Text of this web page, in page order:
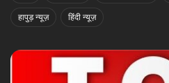
हापुड़ न्यूज़ हिंदी न्यूज़